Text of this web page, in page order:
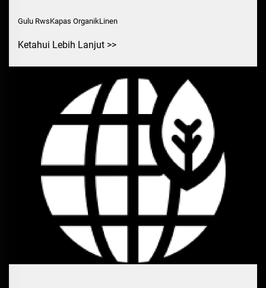
Gulu RwsKapas OrganikLinen
Ketahui Lebih Lanjut >>